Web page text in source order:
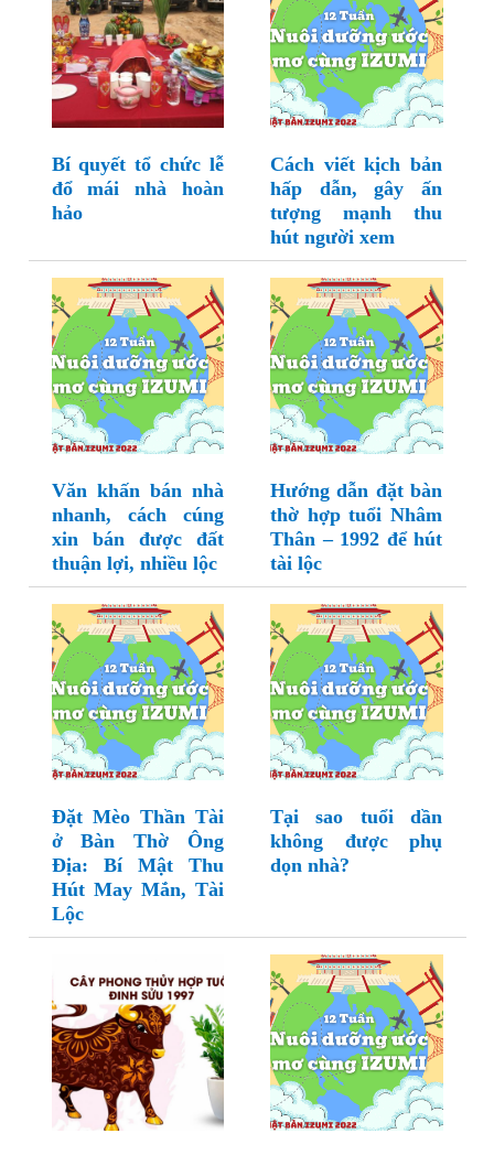
Bí quyết tổ chức lễ
đổ mái nhà hoàn
hảo
Cách viết kịch bản
hấp dẫn, gây ấn
tượng mạnh thu
hút người xem
Văn khấn bán nhà
nhanh, cách cúng
xin bán được đất
thuận lợi, nhiều lộc
Hướng dẫn đặt bàn
thờ hợp tuổi Nhâm
Thân – 1992 để hút
tài lộc
Đặt Mèo Thần Tài
ở Bàn Thờ Ông
Địa: Bí Mật Thu
Hút May Mắn, Tài
Lộc
Tại sao tuổi dần
không được phụ
dọn nhà?